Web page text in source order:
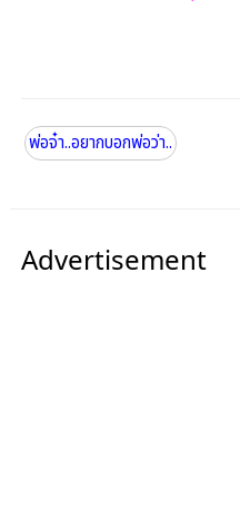
พ่อจ๋า..อยากบอกพ่อว่า..
Advertisement